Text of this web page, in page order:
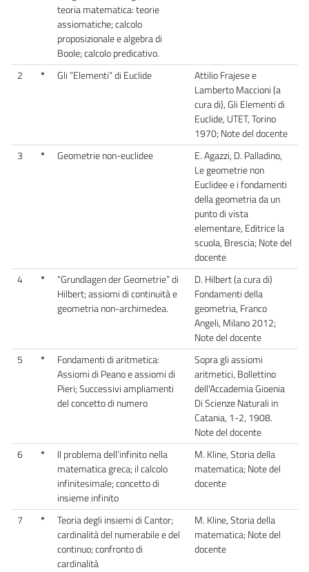
teoria matematica: teorie
assiomatiche; calcolo
proposizionale e algebra di
Boole; calcolo predicativo.
2 * Gli “Elementi” di Euclide
Attilio Frajese e
Lamberto Maccioni (a
cura di), Gli Elementi di
Euclide, UTET, Torino
1970; Note del docente
3
* Geometrie non-euclidee
E. Agazzi, D. Palladino,
Le geometrie non
Euclidee e i fondamenti
della geometria da un
punto di vista
elementare, Editrice la
scuola, Brescia; Note del
docente
4
*
“Grundlagen der Geometrie” di
Hilbert; assiomi di continuità e
geometria non-archimedea.
D. Hilbert (a cura di)
Fondamenti della
geometria, Franco
Angeli, Milano 2012;
Note del docente
5
*
Fondamenti di aritmetica:
Assiomi di Peano e assiomi di
Pieri; Successivi ampliamenti
del concetto di numero
Sopra gli assiomi
aritmetici, Bollettino
dell'Accademia Gioenia
Di Scienze Naturali in
Catania, 1-2, 1908.
Note del docente
6
*
Il problema dell’infinito nella
matematica greca; il calcolo
infinitesimale; concetto di
insieme infinito
M. Kline, Storia della
matematica; Note del
docente
7 *
Teoria degli insiemi di Cantor;
cardinalità del numerabile e del
continuo; confronto di
cardinalità
M. Kline, Storia della
matematica; Note del
docente